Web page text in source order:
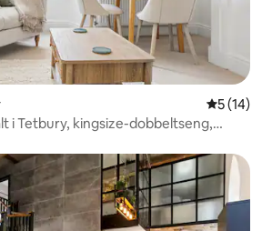
5 ud af 5 i
5 (14)
i Tetbury, kingsize-dobbeltseng,